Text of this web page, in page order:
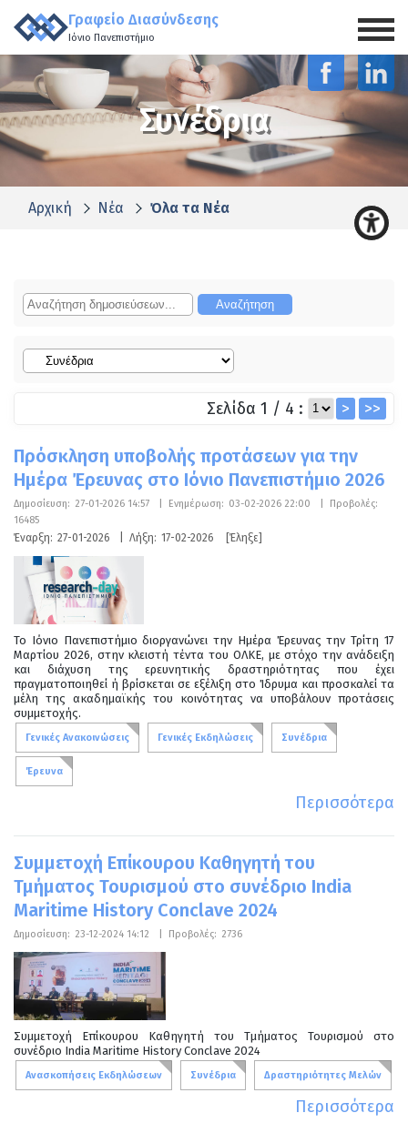
Γραφείο Διασύνδεσης
Ιόνιο Πανεπιστήμιο
Συνέδρια
Αρχική Νέα Όλα τα Νέα
Σελίδα 1 / 4 : > >>
Πρόσκληση υποβολής προτάσεων για την
Ημέρα Έρευνας στο Ιόνιο Πανεπιστήμιο 2026
Δημοσίευση: 27-01-2026 14:57 Ενημέρωση: 03-02-2026 22:00
Προβολές:
16485
Έναρξη: 27-01-2026 Λήξη: 17-02-2026 [Έληξε]
Το Ιόνιο Πανεπιστήμιο διοργανώνει την Ημέρα Έρευνας την Τρίτη 17
Μαρτίου 2026, στην κλειστή τέντα του ΟΛΚΕ, με στόχο την ανάδειξη
και διάχυση της ερευνητικής δραστηριότητας που έχει
πραγματοποιηθεί ή βρίσκεται σε εξέλιξη στο Ίδρυμα και προσκαλεί τα
μέλη της ακαδημαϊκής του κοινότητας να υποβάλουν προτάσεις
συμμετοχής.
Γενικές Ανακοινώσεις Γενικές Εκδηλώσεις Συνέδρια
Έρευνα
Περισσότερα
Συμμετοχή Επίκουρου Καθηγητή του
Τμήματος Τουρισμού στο συνέδριο India
Maritime History Conclave 2024
Δημοσίευση: 23-12-2024 14:12 Προβολές: 2736
Συμμετοχή Επίκουρου Καθηγητή του Τμήματος Τουρισμού στο
συνέδριο India Maritime History Conclave 2024
Ανασκοπήσεις Εκδηλώσεων Συνέδρια Δραστηριότητες Μελών
Περισσότερα